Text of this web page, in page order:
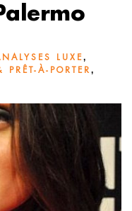
LUXE,
À-PORTER ,